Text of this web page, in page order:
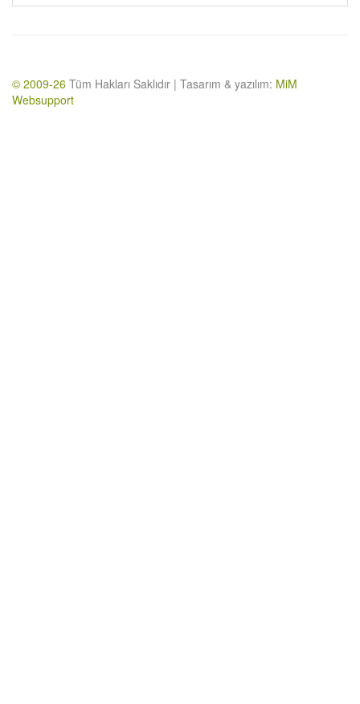
© 2009-26 Tüm Hakları Saklıdır | Tasarım & yazılım: MiM
Websupport